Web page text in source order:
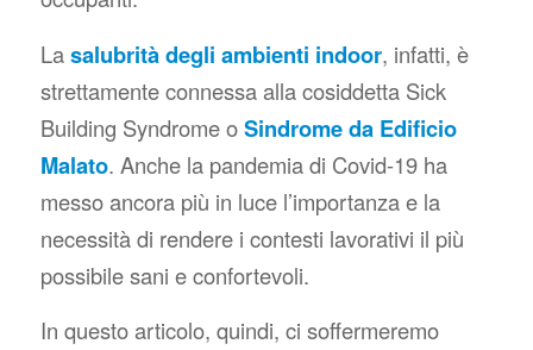
Lasalubrità degli ambienti indoor, infatti, è
strettamente connessa alla cosiddetta Sick
Building SyndromeoSindrome da Edificio
Malato. Anche la pandemia di Covid-19 ha
messo ancora più in luce l’importanza e la
necessità di rendere i contesti lavorativi il più
possibile sani e confortevoli.
In questo articolo, quindi, ci soffermeremo